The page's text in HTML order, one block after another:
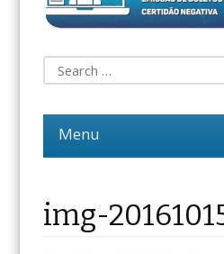
img-